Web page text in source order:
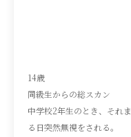
14歳
同級生からの総スカン
中学校2年生のとき、それ
る日突然無視をされる。